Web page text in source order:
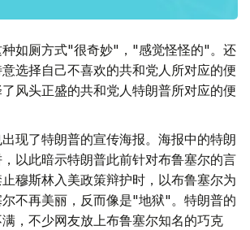
如厕方式"很奇妙"，"感觉怪怪的"。还
选择自己不喜欢的共和党人所对应的便
风头正盛的共和党人特朗普所对应的便
现了特朗普的宣传海报。海报中的特朗
以此暗示特朗普此前针对布鲁塞尔的言
穆斯林入美政策辩护时，以布鲁塞尔为
不再美丽，反而像是"地狱"。特朗普的
，不少网友放上布鲁塞尔知名的巧克